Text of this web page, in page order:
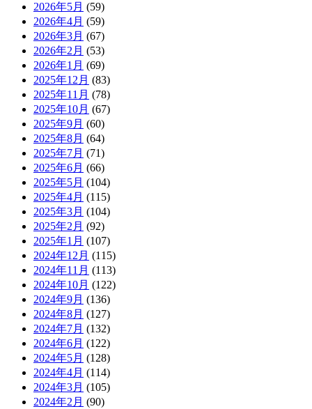
2026年5月 (59)
2026年4月 (59)
2026年3月 (67)
2026年2月 (53)
2026年1月 (69)
2025年12月 (83)
2025年11月 (78)
2025年10月 (67)
2025年9月 (60)
2025年8月 (64)
2025年7月 (71)
2025年6月 (66)
2025年5月 (104)
2025年4月 (115)
2025年3月 (104)
2025年2月 (92)
2025年1月 (107)
2024年12月 (115)
2024年11月 (113)
2024年10月 (122)
2024年9月 (136)
2024年8月 (127)
2024年7月 (132)
2024年6月 (122)
2024年5月 (128)
2024年4月 (114)
2024年3月 (105)
2024年2月 (90)